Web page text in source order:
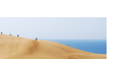
Thời trang